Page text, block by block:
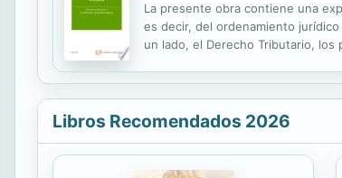
La presente obra contiene una
es decir, del ordenamiento
un lado, el Derecho Tributario,
Libros Recomendados 2026